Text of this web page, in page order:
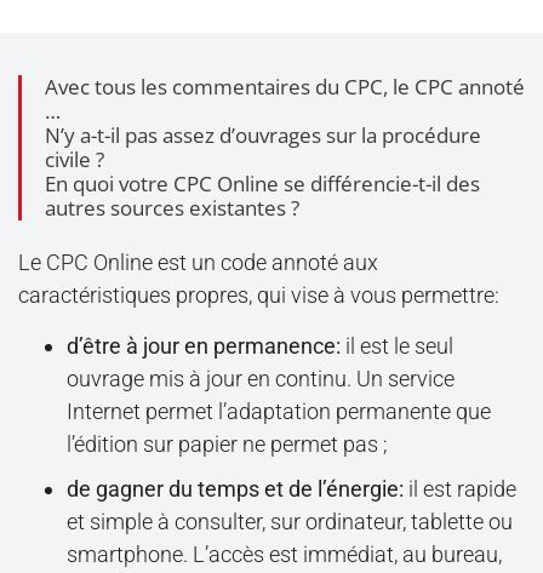
Avec tous les commentaires du CPC, le CPC annoté
…
N’y a-t-il pas assez d’ouvrages sur la procédure
civile ?
En quoi votre CPC Online se différencie-t-il des
autres sources existantes ?
​Le CPC Online est un code annoté aux
caractéristiques propres, qui vise à vous permettre:
d’être à jour en permanence: il est le seul
ouvrage mis à jour en continu. Un service
Internet permet l’adaptation permanente que
l’édition sur papier ne permet pas ;
de gagner du temps et de l’énergie: il est rapide
et simple à consulter, sur ordinateur, tablette ou
smartphone. L’accès est immédiat, au bureau,